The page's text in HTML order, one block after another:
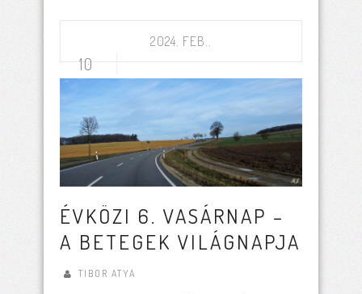
2024. FEB..
10
ÉVKÖZI 6. VASÁRNAP –
A BETEGEK VILÁGNAPJA
TIBOR ATYA